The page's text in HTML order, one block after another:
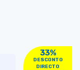
33%
DESCONTO
DIRECTO